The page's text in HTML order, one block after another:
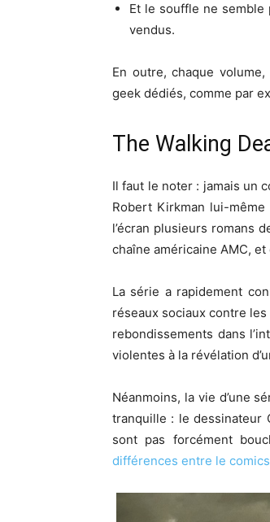
Et le souffle ne semble
vendus.
En outre, chaque
geek dédiés, comme par
The Walking
Il faut le noter : jamais un
Robert Kirkman lui-
l’écran plusieurs romans
chaîne américaine AMC, et
La série a rapidement
réseaux sociaux contre
rebondissements dans
violentes à la révélation
Néanmoins, la vie d’une
tranquille : le dessinateur
sont pas forcément
différences entre le